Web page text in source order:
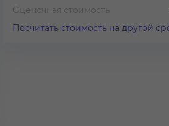
Оценочная стоимость
Посчитать стоимость на другой